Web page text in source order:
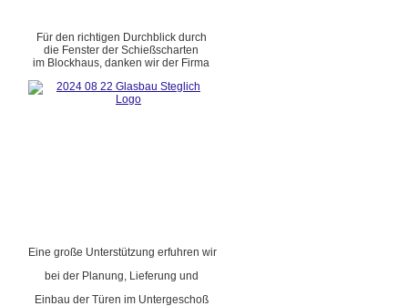
Für den richtigen Durchblick durch
die Fenster der Schießscharten
im Blockhaus, danken wir der Firma
Eine große Unterstützung erfuhren wir
bei der Planung, Lieferung und
Einbau der Türen im Untergeschoß